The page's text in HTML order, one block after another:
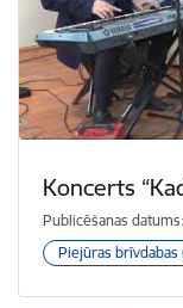
Koncerts
Publicēšanas
Piejūras brīvdabas